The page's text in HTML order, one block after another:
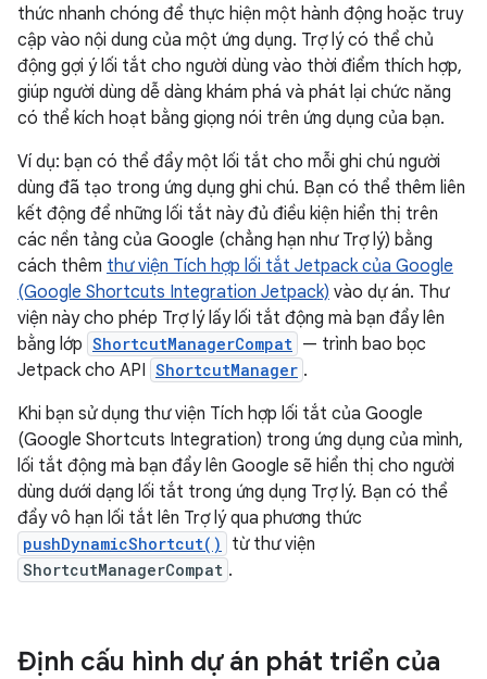
thức nhanh chóng để thực hiện một hành động hoặc truy
cập vào nội dung của một ứng dụng. Trợ lý có thể chủ
động gợi ý lối tắt cho người dùng vào thời điểm thích hợp,
giúp người dùng dễ dàng khám phá và phát lại chức năng
có thể kích hoạt bằng giọng nói trên ứng dụng của bạn.
Ví dụ: bạn có thể đẩy một lối tắt cho mỗi ghi chú người
dùng đã tạo trong ứng dụng ghi chú. Bạn có thể thêm liên
kết động để những lối tắt này đủ điều kiện hiển thị trên
các nền tảng của Google (chẳng hạn như Trợ lý) bằng
cách thêm thư viện Tích hợp lối tắt Jetpack của Google
(Google Shortcuts Integration Jetpack) vào dự án. Thư
viện này cho phép Trợ lý lấy lối tắt động mà bạn đẩy lên
bằng lớp ShortcutManagerCompat — trình bao bọc
Jetpack cho API ShortcutManager .
Khi bạn sử dụng thư viện Tích hợp lối tắt của Google
(Google Shortcuts Integration) trong ứng dụng của mình,
lối tắt động mà bạn đẩy lên Google sẽ hiển thị cho người
dùng dưới dạng lối tắt trong ứng dụng Trợ lý. Bạn có thể
đẩy vô hạn lối tắt lên Trợ lý qua phương thức
pushDynamicShortcut() từ thư viện
ShortcutManagerCompat .
Định cấu hình dự án phát triển của